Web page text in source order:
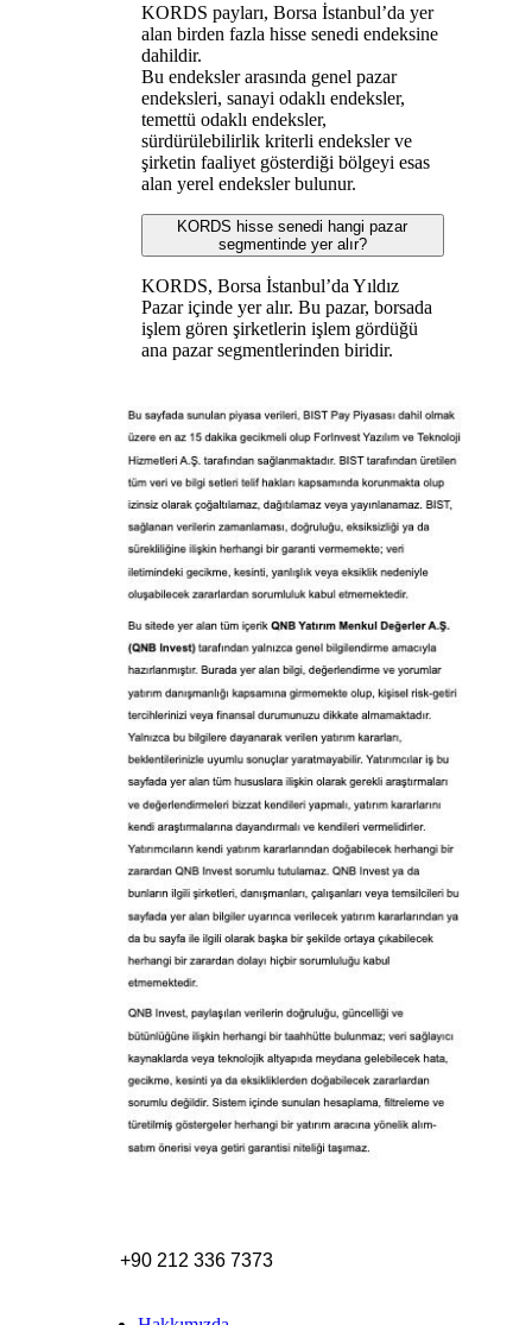
KORDS payları, Borsa İstanbul’da yer
alan birden fazla hisse senedi endeksine
dahildir.
Bu endeksler arasında genel pazar
endeksleri, sanayi odaklı endeksler,
temettü odaklı endeksler,
sürdürülebilirlik kriterli endeksler ve
şirketin faaliyet gösterdiği bölgeyi esas
alan yerel endeksler bulunur.
KORDS hisse senedi hangi pazar
segmentinde yer alır?
KORDS, Borsa İstanbul’da Yıldız
Pazar içinde yer alır. Bu pazar, borsada
işlem gören şirketlerin işlem gördüğü
ana pazar segmentlerinden biridir.
+90 212 336 7373